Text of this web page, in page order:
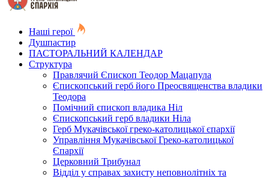
Наші герої
Душпастир
ПАСТОРАЛЬНИЙ КАЛЕНДАР
Структура
Правлячий Єпископ Теодор Мацапула
Єпископський герб його Преосвященства владики
Теодора
Помічний єпископ владика Ніл
Єпископський герб владики Ніла
Герб Мукачівської греко-католицької єпархії
Управління Мукачівської Греко-католицької
Єпархії
Церковний Трибунал
Відділ у справах захисту неповнолітніх та